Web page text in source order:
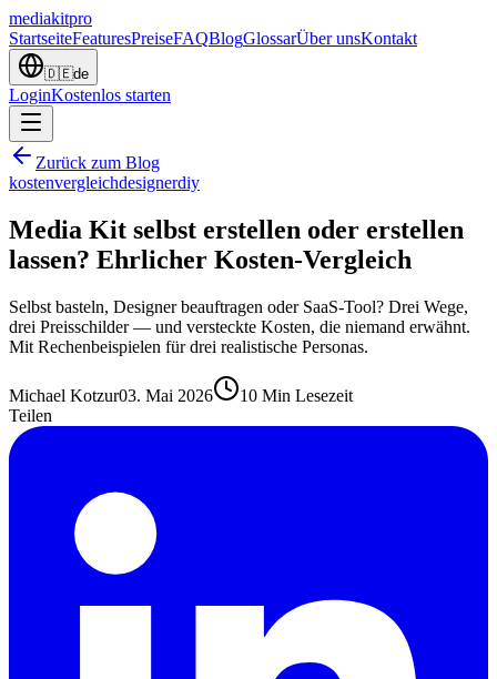
mediakitpro
StartseiteFeaturesPreiseFAQBlogGlossarÜber unsKontakt
🇩🇪de
LoginKostenlos starten
Zurück zum Blog
kostenvergleichdesignerdiy
Media Kit selbst erstellen oder erstellen
lassen? Ehrlicher Kosten-Vergleich
Selbst basteln, Designer beauftragen oder SaaS-Tool? Drei Wege,
drei Preisschilder — und versteckte Kosten, die niemand erwähnt.
Mit Rechenbeispielen für drei realistische Personas.
Michael Kotzur03. Mai 2026 10 Min Lesezeit
Teilen